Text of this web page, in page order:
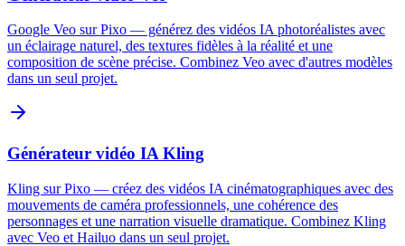
Google Veo sur Pixo — générez des vidéos IA photoréalistes avec
un éclairage naturel, des textures fidèles à la réalité et une
composition de scène précise. Combinez Veo avec d'autres modèles
dans un seul projet.
Générateur vidéo IA Kling
Kling sur Pixo — créez des vidéos IA cinématographiques avec des
mouvements de caméra professionnels, une cohérence des
personnages et une narration visuelle dramatique. Combinez Kling
avec Veo et Hailuo dans un seul projet.